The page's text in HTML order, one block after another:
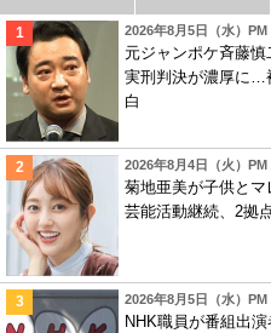
2026年8月5日（水）PM
元ジャンポケ斉藤
実刑判決が濃厚に…
白
2026年8月4日（火）PM
菊地亜美が子供と
芸能活動継続、2拠
2026年8月5日（水）PM
NHK職員が番組出